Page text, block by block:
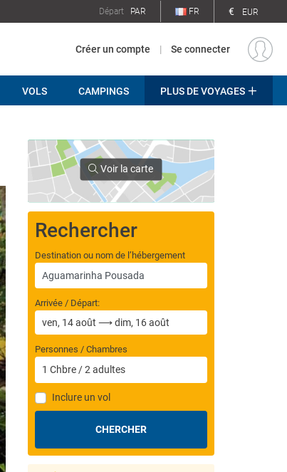
Départ PAR FR € EUR
Créer un compte | Se connecter
VOLS CAMPINGS PLUS DE VOYAGES
Voir la carte
Rechercher
Destination ou nom de l’hébergement
Arrivée / Départ:
Personnes / Chambres
1 Chbre /2 adultes
Inclure un vol
CHERCHER